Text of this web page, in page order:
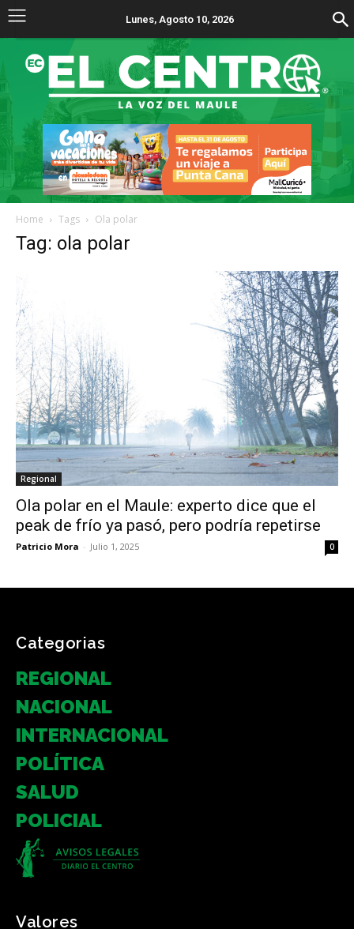
Lunes, Agosto 10, 2026
Home Tags Ola polar
Tag: ola polar
Regional
Ola polar en el Maule: experto dice que el
peak de frío ya pasó, pero podría repetirse
Patricio Mora - Julio 1, 2025 0
Categorias
REGIONAL
NACIONAL
INTERNACIONAL
POLÍTICA
SALUD
POLICIAL
Valores